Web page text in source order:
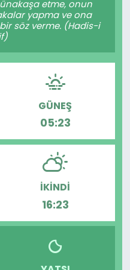
etme, onun
yapma ve ona
söz verme. (Hadis-i
GÜNEŞ
05:23
İKINDI
16:23